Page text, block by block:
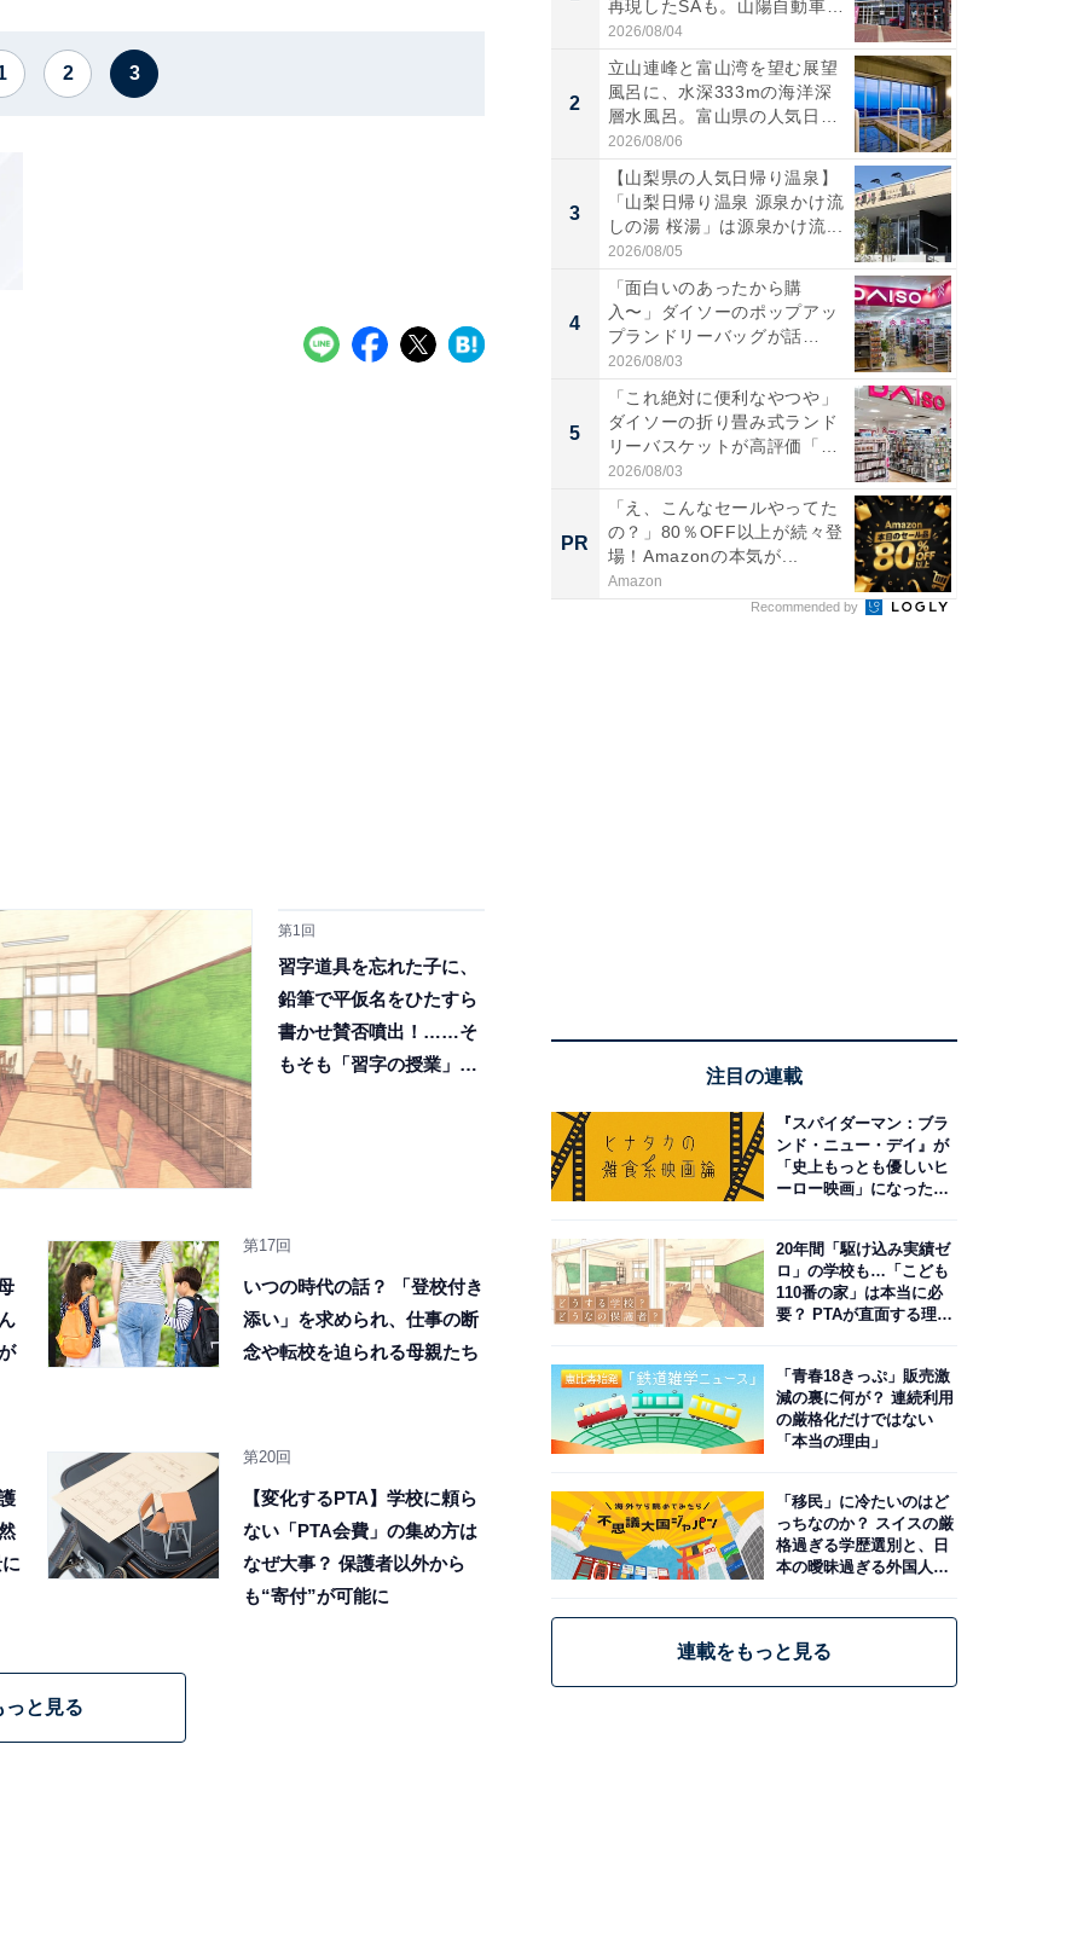
2 3
第1回
習字道具を忘れた子に、
鉛筆で平仮名をひたすら
書かせ賛否噴出！……そ
もそも「習字の授業」ま
第17回
いつの時代の話？ 「登校付き
添い」を求められ、仕事の断
念や転校を迫られる母親たち
第20回
【変化するPTA】学校に頼ら
ない「PTA会費」の集め方は
なぜ大事？ 保護者以外から
も“寄付”が可能に
っと見る
再現したSAも。山陽自動車
道...
2026/08/04
2
立山連峰と富山湾を望む展望
風呂に、水深333mの海洋深
層水風呂。富山県の人気日
帰...
2026/08/06
3
【山梨県の人気日帰り温泉】
「山梨日帰り温泉 源泉かけ流
しの湯 桜湯」は源泉かけ流...
2026/08/05
4
「面白いのあったから購
入〜」ダイソーのポップアッ
プランドリーバッグが話
題。“さま...
2026/08/03
5
「これ絶対に便利なやつや」
ダイソーの折り畳み式ランド
リーバスケットが高評価「使
わ...
2026/08/03
PR
「え、こんなセールやってた
の？」80％OFF以上が続々登
場！Amazonの本気が...
Amazon
Recommended by
注目の連載
『スパイダーマン：ブラ
ンド・ニュー・デイ』が
「史上もっとも優しいヒ
ーロー映画」になった理
20年間「駆け込み実績ゼ
ロ」の学校も…「こども
110番の家」は本当に必
要？ PTAが直面する理想
「青春18きっぷ」販売激
減の裏に何が？ 連続利用
の厳格化だけではない
「本当の理由」
「移民」に冷たいのはど
っちなのか？ スイスの厳
格過ぎる学歴選別と、日
本の曖昧過ぎる外国人政
連載をもっと見る